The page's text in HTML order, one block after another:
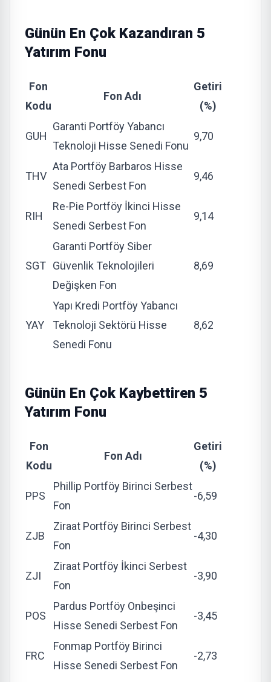
Günün En Çok Kazandıran 5
Yatırım Fonu
Fon
Kodu
Fon Adı
Getiri
(%)
GUH
Garanti Portföy Yabancı
Teknoloji Hisse Senedi Fonu
9,70
THV
Ata Portföy Barbaros Hisse
Senedi Serbest Fon
9,46
RIH
Re-Pie Portföy İkinci Hisse
Senedi Serbest Fon
9,14
SGT
Garanti Portföy Siber
Güvenlik Teknolojileri
Değişken Fon
8,69
YAY
Yapı Kredi Portföy Yabancı
Teknoloji Sektörü Hisse
Senedi Fonu
8,62
Günün En Çok Kaybettiren 5
Yatırım Fonu
Fon
Kodu
Fon Adı
Getiri
(%)
PPS
Phillip Portföy Birinci Serbest
Fon
-6,59
ZJB
Ziraat Portföy Birinci Serbest
Fon
-4,30
ZJI
Ziraat Portföy İkinci Serbest
Fon
-3,90
POS
Pardus Portföy Onbeşinci
Hisse Senedi Serbest Fon
-3,45
FRC
Fonmap Portföy Birinci
Hisse Senedi Serbest Fon
-2,73